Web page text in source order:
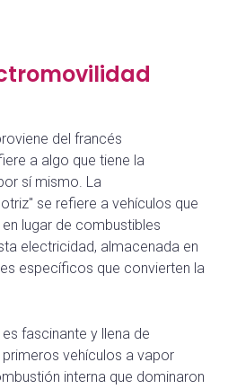
del francés
a algo que tiene la
sí mismo. La
se refiere a vehículos que
lugar de combustibles
electricidad, almacenada en
específicos que convierten la
fascinante y llena de
vehículos a vapor
interna que dominaron